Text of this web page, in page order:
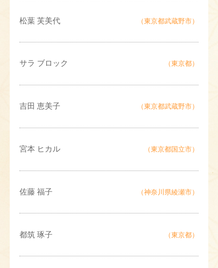
松葉 芙美代 （東京都武蔵野市）
サラ ブロック （東京都）
吉田 恵美子 （東京都武蔵野市）
宮本 ヒカル （東京都国立市）
佐藤 福子 （神奈川県綾瀬市）
都筑 琢子 （東京都）